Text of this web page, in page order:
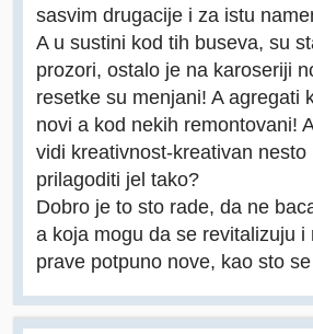
sasvim drugacije i za istu
A u sustini kod tih buseva, su
prozori, ostalo je na karoseriji
resetke su menjani! A agregati
novi a kod nekih remontovani!
vidi kreativnost-kreativan nesto
prilagoditi jel tako?
Dobro je to sto rade, da ne
a koja mogu da se revitalizuju i
prave potpuno nove, kao sto